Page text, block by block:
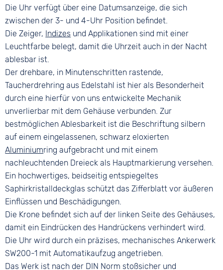
Die Uhr verfügt über eine Datumsanzeige, die sich
zwischen der 3- und 4-Uhr Position befindet.
Die Zeiger, Indizes und Applikationen sind mit einer
Leuchtfarbe belegt, damit die Uhrzeit auch in der Nacht
ablesbar ist.
Der drehbare, in Minutenschritten rastende,
Taucherdrehring aus Edelstahl ist hier als Besonderheit
durch eine hierfür von uns entwickelte Mechanik
unverlierbar mit dem Gehäuse verbunden. Zur
bestmöglichen Ablesbarkeit ist die Beschriftung silbern
auf einem eingelassenen, schwarz eloxierten
Aluminiumring aufgebracht und mit einem
nachleuchtenden Dreieck als Hauptmarkierung versehen.
Ein hochwertiges, beidseitig entspiegeltes
Saphirkristalldeckglas schützt das Zifferblatt vor äußeren
Einflüssen und Beschädigungen.
Die Krone befindet sich auf der linken Seite des Gehäuses,
damit ein Eindrücken des Handrückens verhindert wird.
Die Uhr wird durch ein präzises, mechanisches Ankerwerk
SW200-1 mit Automatikaufzug angetrieben.
Das Werk ist nach der DIN Norm stoßsicher und